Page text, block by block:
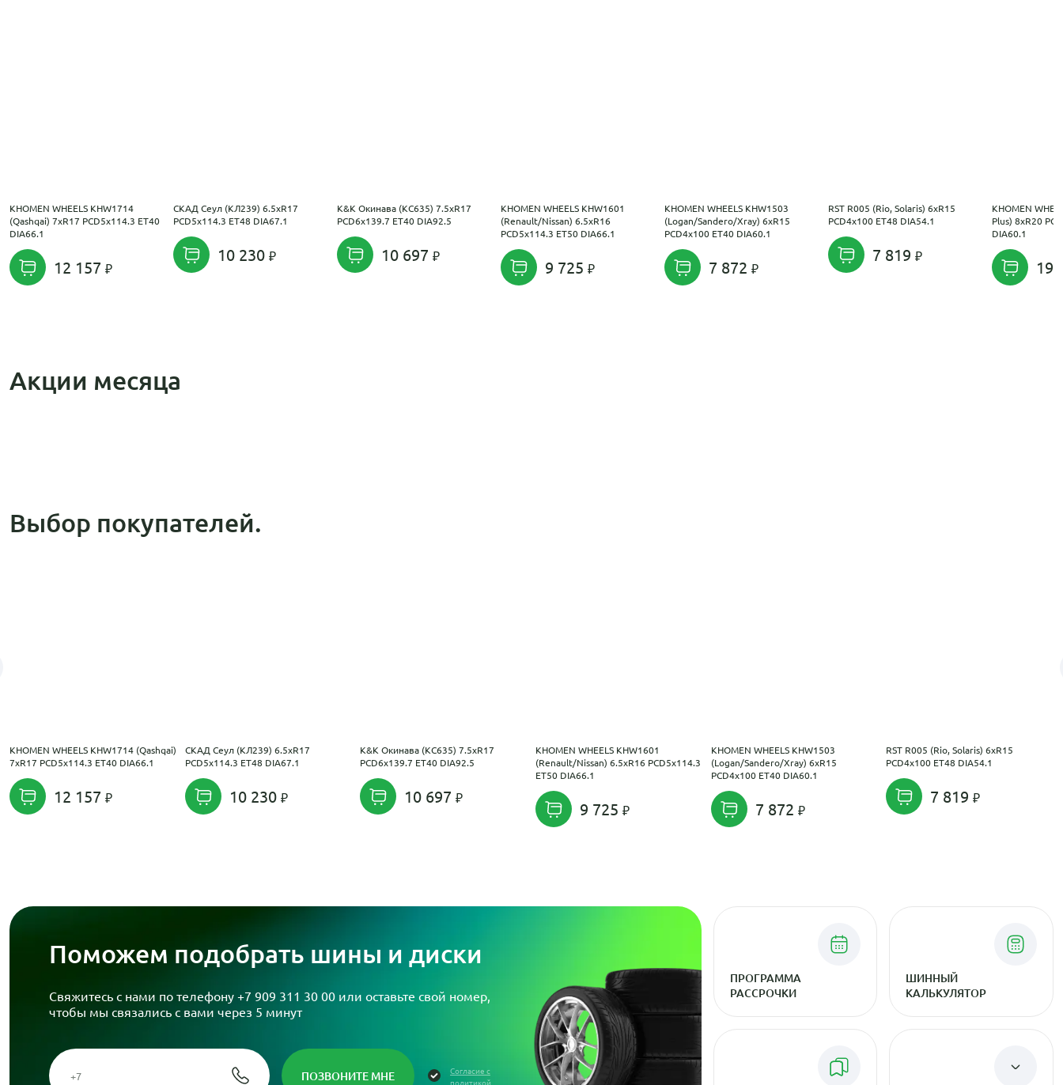
KHOMEN WHEELS KHW1714
(Qashqai) 7xR17 PCD5x114.3 ET40
DIA66.1
12 157
СКАД Сеул (КЛ239) 6.5xR17
PCD5x114.3 ET48 DIA67.1
10 230
K&K Окинава (КС635) 7.5xR17
PCD6x139.7 ET40 DIA92.5
10 697
KHOMEN WHEELS KHW1601
(Renault/Nissan) 6.5xR16
PCD5x114.3 ET50 DIA66.1
9 725
KHOMEN WHEELS KHW1503
(Logan/Sandero/Xray) 6xR15
PCD4x100 ET40 DIA60.1
7 872
RST R005 (Rio, Solaris) 6xR15
PCD4x100 ET48 DIA54.1
7 819
KHOMEN
Plus) 8xR20
DIA60.1
19
Акции месяца
Выбор покупателей.
KHOMEN WHEELS KHW1714 (Qashqai)
7xR17 PCD5x114.3 ET40 DIA66.1
12 157
СКАД Сеул (КЛ239) 6.5xR17
PCD5x114.3 ET48 DIA67.1
10 230
K&K Окинава (КС635) 7.5xR17
PCD6x139.7 ET40 DIA92.5
10 697
KHOMEN WHEELS KHW1601
(Renault/Nissan) 6.5xR16 PCD5x114.3
ET50 DIA66.1
9 725
KHOMEN WHEELS KHW1503
(Logan/Sandero/Xray) 6xR15
PCD4x100 ET40 DIA60.1
7 872
RST R005 (Rio, Solaris) 6xR15
PCD4x100 ET48 DIA54.1
7 819
Поможем подобрать шины и диски
Свяжитесь с нами по телефону +7 909 311 30 00 или оставьте свой номер,
чтобы мы связались с вами через 5 минут
Согласие с
политикой
ПРОГРАММА
РАССРОЧКИ
ШИННЫЙ
КАЛЬКУЛЯТОР